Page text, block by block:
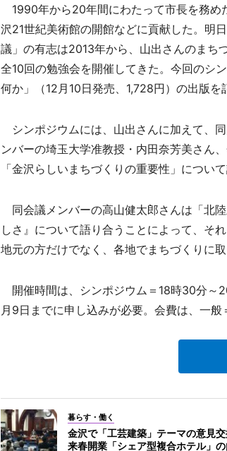
1990年から20年間にわたって市長を務め
沢21世紀美術館の開館などに貢献した。明
議」の有志は2013年から、山出さんのまち
全10回の勉強会を開催してきた。今回のシ
何か」（12月10日発売、1,728円）の出版を
シンポジウムには、山出さんに加えて、
ンバーの埼玉大学准教授・内田奈芳美さん
「金沢らしいまちづくりの重要性」につい
同会議メンバーの高山健太郎さんは「北
しさ』について語り合うことによって、そ
地元の方だけでなく、各地でまちづくりに
開催時間は、シンポジウム＝18時30分～
月9日までに申し込みが必要。会費は、一
暮らす・働く
金沢で「工芸建築」テーマの意見
来春開業「シェア型複合ホテル」